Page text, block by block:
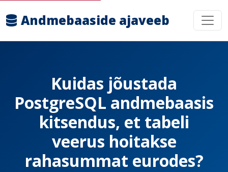
Andmebaaside ajaveeb
Kuidas jõustada
PostgreSQL andmebaasis
kitsendus, et tabeli
veerus hoitakse
rahasummat eurodes?